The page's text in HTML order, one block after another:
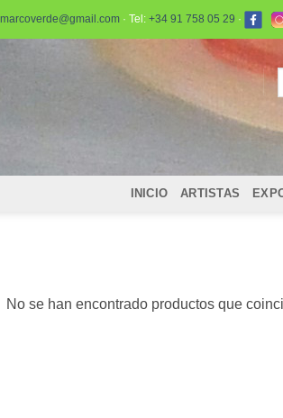
· Tel: +34 91 758 05 29 ·
INICIO ARTISTAS
No se han encontrado productos que